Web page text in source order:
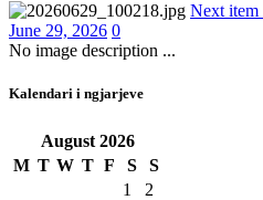
Next item
June 29, 2026 0
No image description ...
Kalendari i ngjarjeve
August 2026
M T W T F S
S
1
2